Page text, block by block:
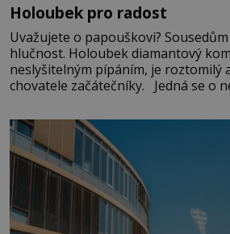
Holoubek pro radost
Uvažujete o papouškovi?
hlučnost. Holoubek diamantový
neslyšitelným pípáním, je roztomilý
chovatele začátečníky. Jedná se o
času tráví na zemi, kde sbírá zbytky
domovinou je prakticky celá
pobřežní oblasti.